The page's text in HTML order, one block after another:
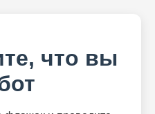
что вы